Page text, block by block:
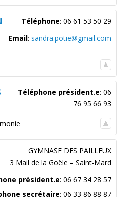
Téléphone: 06 61 53 50 29
Email: sandra.potie@gmail.com
Téléphone président.e: 06
76 95 66 93
GYMNASE DES PAILLEUX
3 Mail de la Goële – Saint-Mard
président.e: 06 67 34 28 57
secrétaire: 06 33 86 88 87